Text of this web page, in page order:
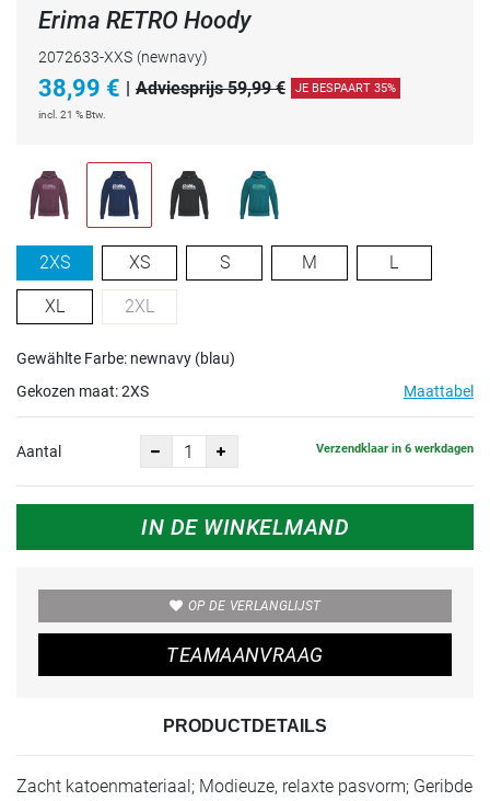
Erima RETRO Hoody
2072633-XXS (newnavy)
38,99 € | Adviesprijs 59,99 € JE BESPAART 35%
incl. 21 % Btw.
2XS XS S M L
XL 2XL
Gewählte Farbe: newnavy (blau)
Gekozen maat:2XS Maattabel
Aantal Verzendklaar in 6 werkdagen
IN DE WINKELMAND
OP DE VERLANGLIJST
TEAMAANVRAAG
PRODUCTDETAILS
Zacht katoenmateriaal; Modieuze, relaxte pasvorm; Geribde